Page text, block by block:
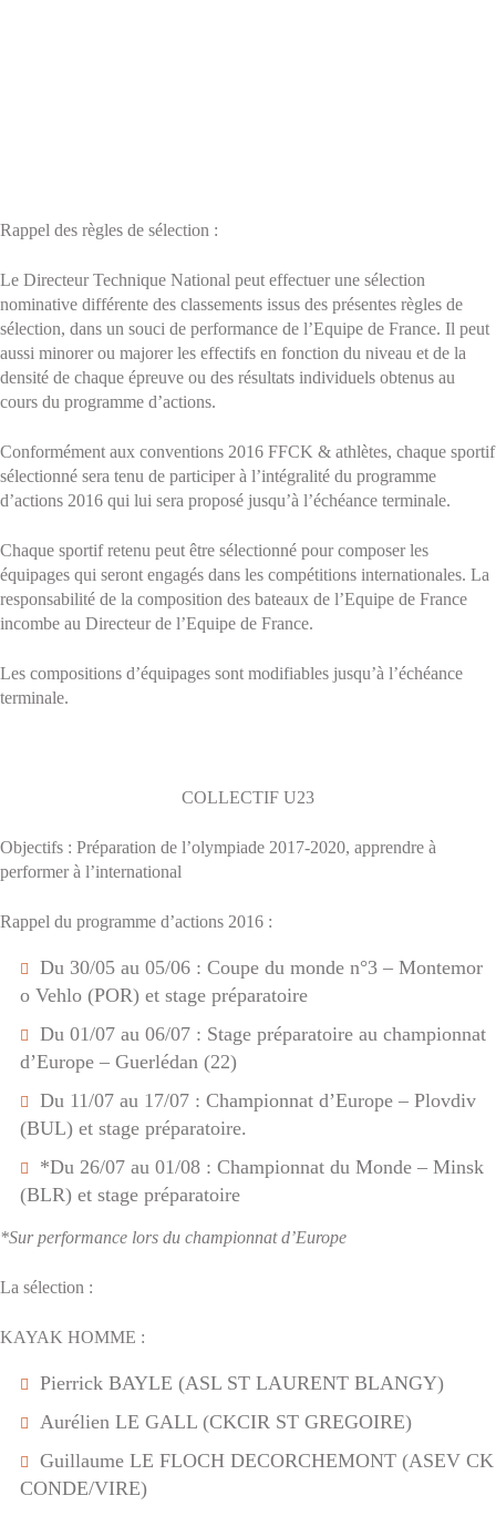
Rappel des règles de sélection :
Le Directeur Technique National peut effectuer une sélection
nominative différente des classements issus des présentes règles de
sélection, dans un souci de performance de l’Equipe de France. Il peut
aussi minorer ou majorer les effectifs en fonction du niveau et de la
densité de chaque épreuve ou des résultats individuels obtenus au
cours du programme d’actions.
Conformément aux conventions 2016 FFCK & athlètes, chaque sportif
sélectionné sera tenu de participer à l’intégralité du programme
d’actions 2016 qui lui sera proposé jusqu’à l’échéance terminale.
Chaque sportif retenu peut être sélectionné pour composer les
équipages qui seront engagés dans les compétitions internationales. La
responsabilité de la composition des bateaux de l’Equipe de France
incombe au Directeur de l’Equipe de France.
Les compositions d’équipages sont modifiables jusqu’à l’échéance
terminale.
COLLECTIF U23
Objectifs : Préparation de l’olympiade 2017-2020, apprendre à
performer à l’international
Rappel du programme d’actions 2016 :
Du 30/05 au 05/06 : Coupe du monde n°3 – Montemor
o Vehlo (POR) et stage préparatoire
Du 01/07 au 06/07 : Stage préparatoire au championnat
d’Europe – Guerlédan (22)
Du 11/07 au 17/07 : Championnat d’Europe – Plovdiv
(BUL) et stage préparatoire.
*Du 26/07 au 01/08 : Championnat du Monde – Minsk
(BLR) et stage préparatoire
*Sur performance lors du championnat d’Europe
La sélection :
KAYAK HOMME :
Pierrick BAYLE (ASL ST LAURENT BLANGY)
Aurélien LE GALL (CKCIR ST GREGOIRE)
Guillaume LE FLOCH DECORCHEMONT (ASEV CK
CONDE/VIRE)